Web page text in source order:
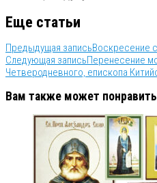
Еще статьи
Предыдущая записьВоскресение
Следующая записьПеренесение
Четверодневного, епископа
Вам также может